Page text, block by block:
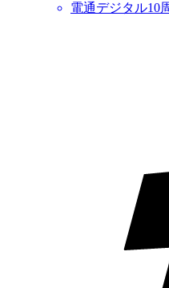
電通デジタル10